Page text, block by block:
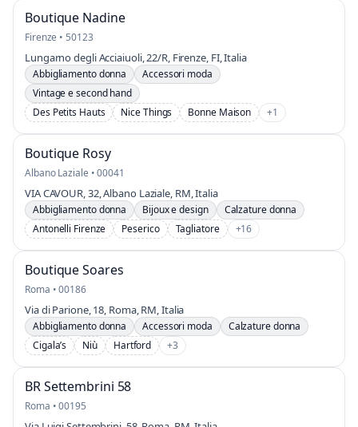
Boutique Nadine
Firenze • 50123
Lungarno degli Acciaiuoli, 22/R, Firenze, FI, Italia
Abbigliamento donna
Accessori moda
Vintage e second hand
Des Petits Hauts
Nice Things Bonne Maison +1
Boutique Rosy
Albano Laziale • 00041
VIA CAVOUR, 32, Albano Laziale, RM, Italia
Abbigliamento donna Bijoux e design
Calzature donna
Antonelli Firenze
Peserico Tagliatore +16
Boutique Soares
Roma • 00186
Via di Parione, 18, Roma, RM, Italia
Abbigliamento donna Accessori moda
Calzature donna
Cigala’s
Niù Hartford +3
BR Settembrini 58
Roma • 00195